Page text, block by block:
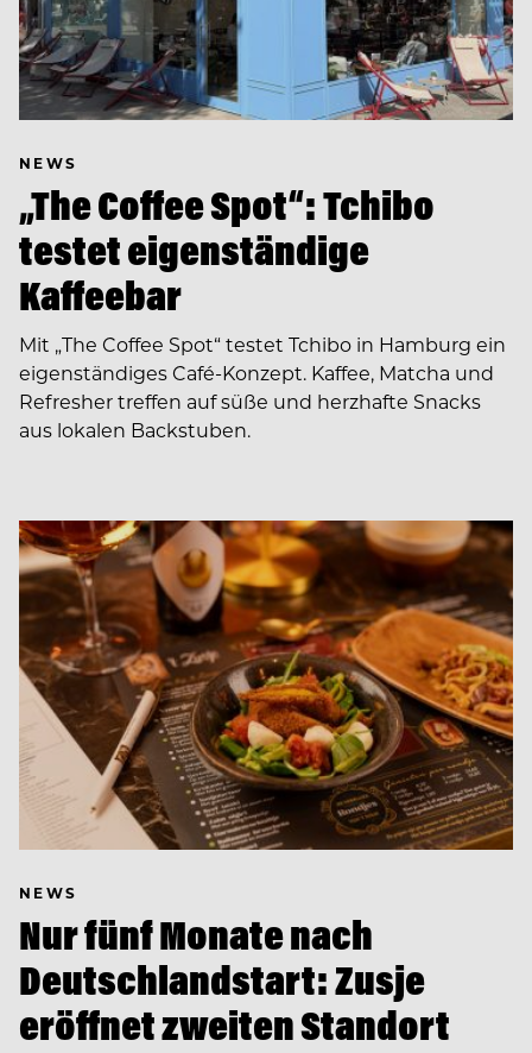
NEWS
„The Coffee Spot“: Tchibo
testet eigenständige
Kaffeebar
Mit „The Coffee Spot“ testet Tchibo in Hamburg ein
eigenständiges Café-Konzept. Kaffee, Matcha und
Refresher treffen auf süße und herzhafte Snacks
aus lokalen Backstuben.
NEWS
Nur fünf Monate nach
Deutschlandstart: Zusje
eröffnet zweiten Standort